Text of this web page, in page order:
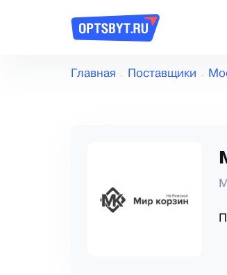
Главная Поставщики